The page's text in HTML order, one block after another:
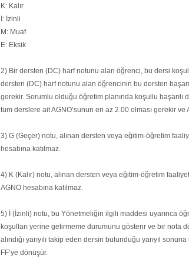
K: Kalır
İ: İzinli
M: Muaf
E: Eksik
2) Bir dersten (DC) harf notunu alan öğrenci, bu dersi
dersten (DC) harf notunu alan öğrencinin bu dersten
gerekir. Sorumlu olduğu öğretim planında koşullu
tüm derslere ait AGNO’sunun en az 2.00 olması gerekir ve
3) G (Geçer) notu, alınan dersten veya eğitim-öğretim
hesabına katılmaz.
4) K (Kalır) notu, alınan dersten veya eğitim-öğretim
AGNO hesabına katılmaz.
5) İ (İzinli) notu, bu Yönetmeliğin ilgili maddesi uyarınca
koşulları yerine getirmeme durumunu gösterir ve bir nota
alındığı yarıyılı takip eden dersin bulunduğu yarıyıl
FF’ye dönüşür.